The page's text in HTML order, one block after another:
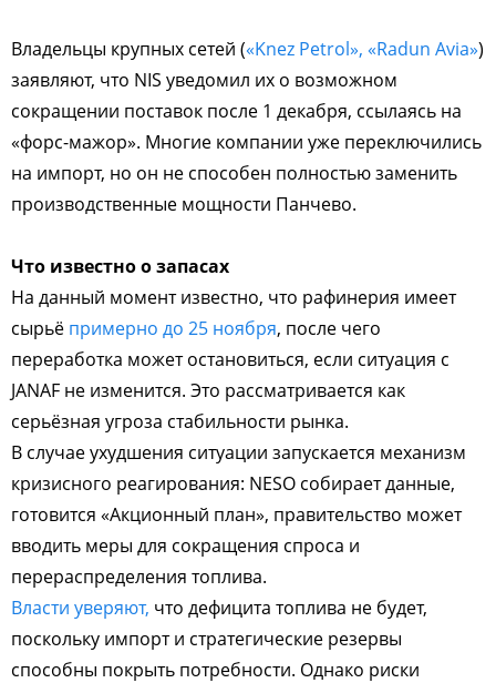
Владельцы крупных сетей («Knez Petrol», «Radun Avia»)
заявляют, что NIS уведомил их о возможном
сокращении поставок после 1 декабря, ссылаясь на
«форс-мажор». Многие компании уже переключились
на импорт, но он не способен полностью заменить
производственные мощности Панчево.
Что известно о запасах
На данный момент известно, что рафинерия имеет
сырьё примерно до 25 ноября, после чего
переработка может остановиться, если ситуация с
JANAF не изменится. Это рассматривается как
серьёзная угроза стабильности рынка.
В случае ухудшения ситуации запускается механизм
кризисного реагирования: NESO собирает данные,
готовится «Акционный план», правительство может
вводить меры для сокращения спроса и
перераспределения топлива.
Власти уверяют, что дефицита топлива не будет,
поскольку импорт и стратегические резервы
способны покрыть потребности. Однако риски